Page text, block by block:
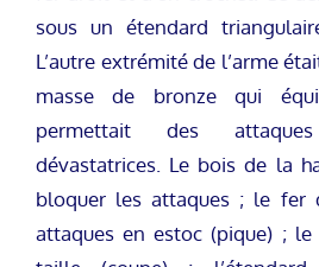
sous un étendard
L’autre extrémité de l’arme
masse de bronze qui
permettait des
dévastatrices. Le bois de la
bloquer les attaques ; le fer
attaques en estoc (pique) ; le